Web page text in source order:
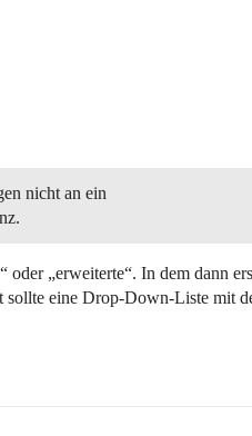
nicht an ein
„erweiterte“. In dem dann
eine Drop-Down-Liste mit